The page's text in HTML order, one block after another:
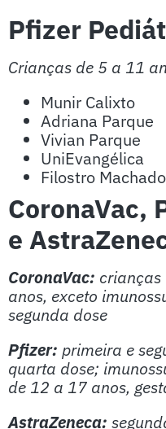
Pfizer
Crianças de 5 a 11
Munir Calixto
Adriana Parque
Vivian Parque
UniEvangélica
Filostro Machado
CoronaVac,
e
CoronaVac: crianças
anos, exceto
segunda dose
Pfizer: primeira e
quarta dose;
de 12 a 17 anos,
AstraZeneca: